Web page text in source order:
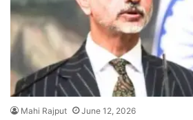
Mahi Rajput June 12, 2026